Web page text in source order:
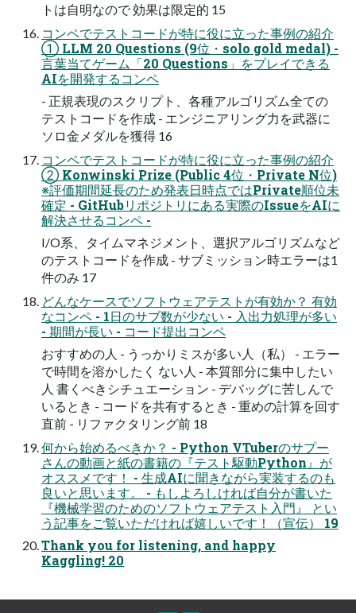
トは自明なので 効果は限定的 15
コンペでテストコードが特に役に立った事例の紹介
① LLM 20 Questions (9位・solo gold medal) -
言葉当てゲーム「20 Questions」をプレイできる
AIを開発するコンペ
- 正規表現のスクリプト、各種アルゴリズム全ての
テストコードを作成 - エンジニアリング力を武器に
ソロ金メダルを獲得 16
コンペでテストコードが特に役に立った事例の紹介
② Konwinski Prize (Public 4位・Private N位)
※評価期間延長のため発表日時点ではPrivate順位未
確定 - GitHubリポジトリにある実際のIssueをAIに
解決させるコンペ -
I/O系、タイムマネジメント、選択アルゴリズムなど
のテストコードを作成 - サブミッション時エラーは1
件のみ 17
どんなケースでソフトウェアテストが有効か？ 有効
なコンペ - 1日のサブ数が少ない - 入出力処理が多い
- 期間が長い - コード提出コンペ
おすすめの人 - うっかりミスが多い人（私） - エラー
で時間を溶かしたく ない人 - 本質部分に集中したい
人 書くべきシチュエーション - デバッグに苦しんで
いるとき - コードを共有するとき - 重めの計算を回す
直前 - リファクタリング前 18
何から始めるべきか？ - Python VTuberのサプー
さんの動画と紙の書籍の『テスト駆動Python』が
オススメです！ - 生成AIに聞きながら実装するのも
良いと思います。 - もしよろしければ自分が書いた
『機械学習のためのソフトウェアテスト入門』 とい
う記事をご覧いただければ嬉しいです！（宣伝） 19
Thank you for listening, and happy
Kaggling! 20